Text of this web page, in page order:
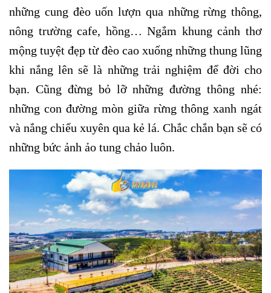
những cung đèo uốn lượn qua những rừng thông,
nông trường cafe, hồng… Ngắm khung cảnh thơ
mộng tuyệt đẹp từ đèo cao xuống những thung lũng
khi nắng lên sẽ là những trải nghiệm để đời cho
bạn. Cũng đừng bỏ lỡ những đường thông nhé:
những con đường mòn giữa rừng thông xanh ngát
và nắng chiếu xuyên qua kẻ lá. Chắc chắn bạn sẽ có
những bức ảnh ảo tung chảo luôn.